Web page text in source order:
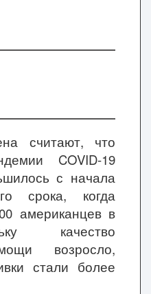
считают, что
COVID-19
с начала
срока, когда
американцев в
качество
возросло,
стали более